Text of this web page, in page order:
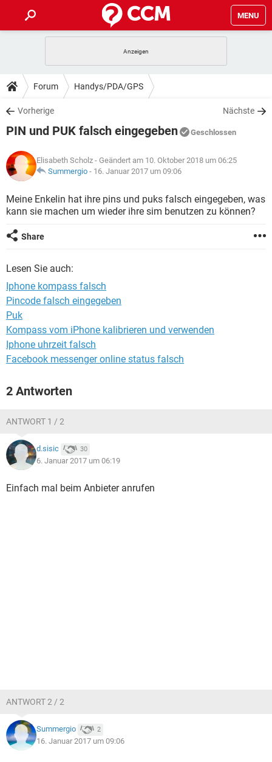
MENU
ANDROID IOS
WINDOWS 10
WHATSAPP TIKTOK
FACEBOOK
TIPPS & TRICKS
SPIELE STREAMING
WHATSAPP TIKTOK
FACEBOOK
DOWNLOADS
SPIELE STREAMING
ANDROID
WINDOWS 10 INSTAGRAM
WHATSAPP TIKTOK
FACEBOOK HARDWARE
SPIELE STREAMING
ANDROID
WINDOWS 10 INSTAGRAM
LEXIKON
SPIELE STREAMING
ANDROID IOS
WINDOWS 10
Forum Handys/PDA/GPS
Vorherige Nächste
PIN und PUK falsch eingegeben Geschlossen
Elisabeth Scholz - Geändert am 10. Oktober 2018 um 06:25
Summergio - 16. Januar 2017 um 09:06
Meine Enkelin hat ihre pins und puks falsch eingegeben, was
kann sie machen um wieder ihre sim benutzen zu können?
Share
Lesen Sie auch:
Iphone kompass falsch
Pincode falsch eingegeben
Puk
Kompass vom iPhone kalibrieren und verwenden
Iphone uhrzeit falsch
Facebook messenger online status falsch
2 Antworten
ANTWORT 1 / 2
d.sisic 30
6. Januar 2017 um 06:19
Einfach mal beim Anbieter anrufen
ANTWORT 2 / 2
Summergio 2
16. Januar 2017 um 09:06